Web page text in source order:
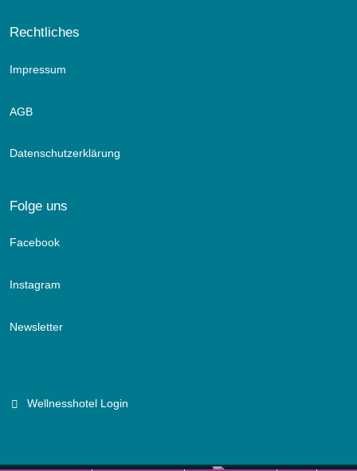
Rechtliches
Impressum
AGB
Datenschutzerklärung
Folge uns
Facebook
Instagram
Newsletter
Wellnesshotel Login